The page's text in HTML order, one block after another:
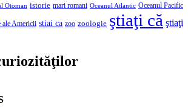
Otoman istorie mari romani Oceanul Atlantic Oceanul Pacific
ale Americii stiai ca zoo zoologie ştiaţi că ştiaţi